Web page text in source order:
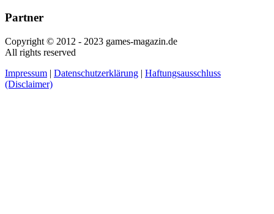
Partner
Copyright © 2012 - 2023 games-magazin.de
All rights reserved
Impressum | Datenschutzerklärung | Haftungsausschluss
(Disclaimer)